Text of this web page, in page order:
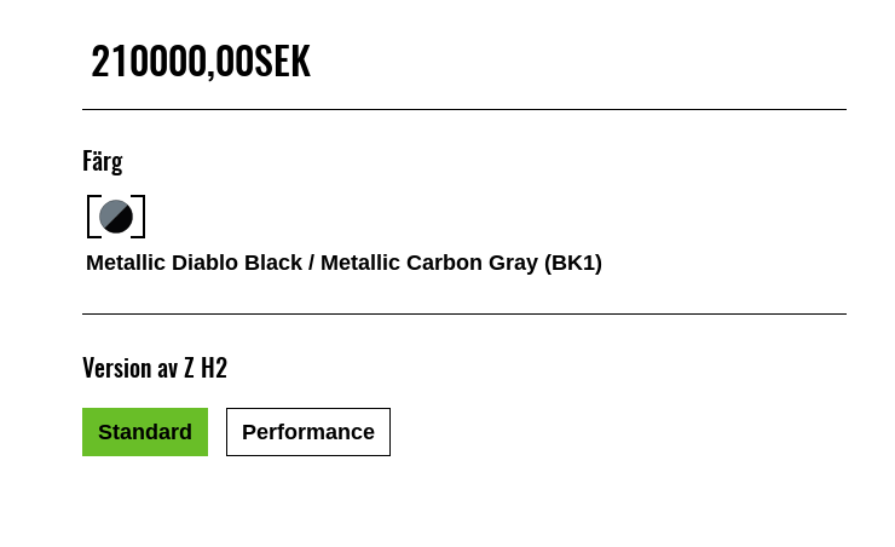
210000,00SEK
Färg
Metallic Diablo Black / Metallic Carbon Gray (BK1)
Version av Z H2
Standard Performance